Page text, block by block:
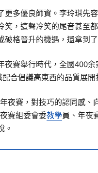
更多優良師資。李玲琪先
笑，這聲冷笑的尾音甚
格晉升的機遇，還拿到
賽舉行時代，全國400
合倡議高東西的品質展
夜賽，對技巧的認同感
賽組委會委教學員、年夜
。